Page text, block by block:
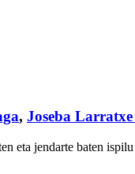
, Joseba
eta jendarte baten